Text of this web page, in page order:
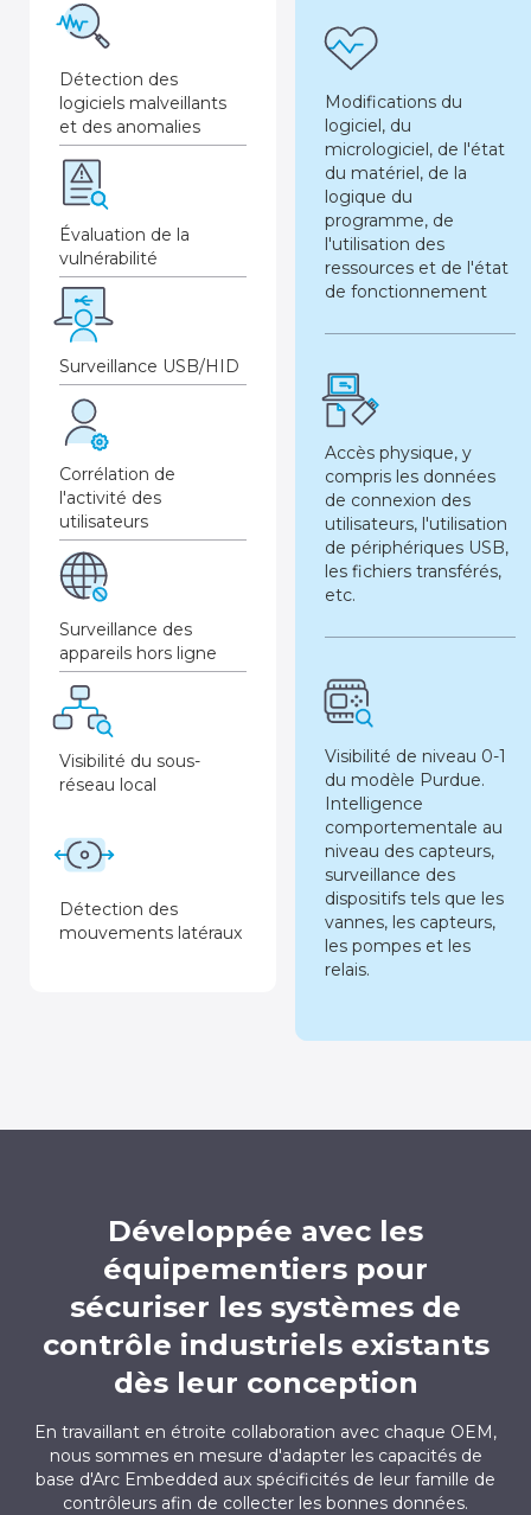
Détection des
logiciels malveillants
et des anomalies
Évaluation de la
vulnérabilité
Surveillance USB/HID
Corrélation de
l'activité des
utilisateurs
Surveillance des
appareils hors ligne
Visibilité du sous-
réseau local
Détection des
mouvements latéraux
Modifications du
logiciel, du
micrologiciel, de l'état
du matériel, de la
logique du
programme, de
l'utilisation des
ressources et de l'état
de fonctionnement
Accès physique, y
compris les données
de connexion des
utilisateurs, l'utilisation
de périphériques USB,
les fichiers transférés,
etc.
Visibilité de niveau 0-1
du modèle Purdue.
Intelligence
comportementale au
niveau des capteurs,
surveillance des
dispositifs tels que les
vannes, les capteurs,
les pompes et les
relais.
Développée avec les
équipementiers pour
sécuriser les systèmes de
contrôle industriels existants
dès leur conception
En travaillant en étroite collaboration avec chaque OEM,
nous sommes en mesure d'adapter les capacités de
base d'Arc Embedded aux spécificités de leur famille de
contrôleurs afin de collecter les bonnes données.